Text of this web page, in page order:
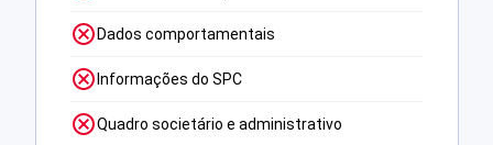
Dados comportamentais
Informações do SPC
Quadro societário e administrativo